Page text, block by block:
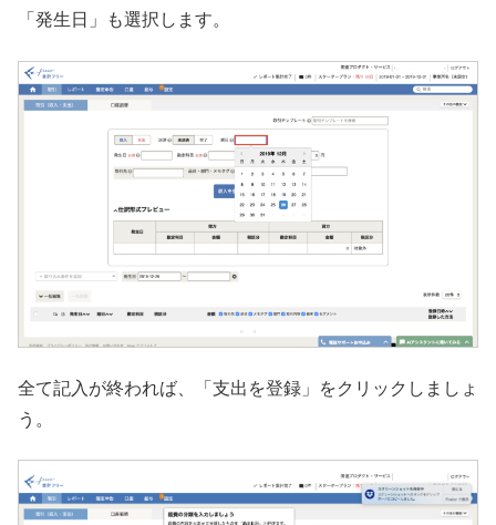
「発生日」も選択します。
全て記入が終われば、「支出を登録」をクリックしましょ
う。